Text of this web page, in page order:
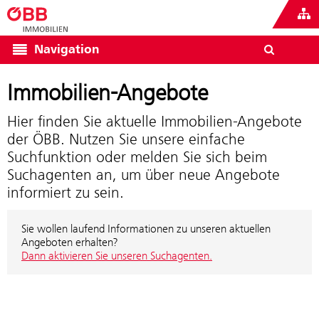
Navigation
Immobilien-Angebote
Hier finden Sie aktuelle Immobilien-Angebote
der ÖBB. Nutzen Sie unsere einfache
Suchfunktion oder melden Sie sich beim
Suchagenten an, um über neue Angebote
informiert zu sein.
Sie wollen laufend Informationen zu unseren aktuellen
Angeboten erhalten?
Dann aktivieren Sie unseren Suchagenten.